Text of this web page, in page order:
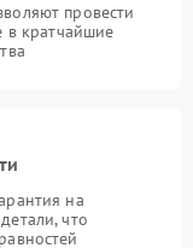
провести
в кратчайшие
на
что